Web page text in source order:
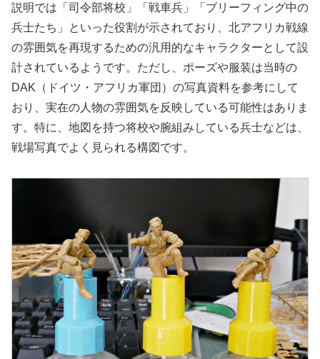
説明では「司令部将校」「戦車兵」「ブリーフィング中の
兵士たち」といった役割が示されており、北アフリカ戦線
の雰囲気を再現するための汎用的なキャラクターとして設
計されているようです。ただし、ポーズや服装は当時の
DAK（ドイツ・アフリカ軍団）の写真資料を参考にして
おり、実在の人物の雰囲気を反映している可能性はありま
す。特に、地図を持つ将校や腕組みしている兵士などは、
戦場写真でよく見られる構図です。